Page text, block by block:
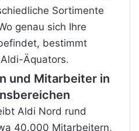
Sortimente
genau sich Ihre
bestimmt
Äquators.
und Mitarbeiter in
Aldi Nord rund
40.000 Mitarbeitern,